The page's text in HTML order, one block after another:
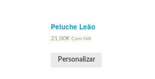
Peluche Leão
21,00€ Com IVA
Personalizar